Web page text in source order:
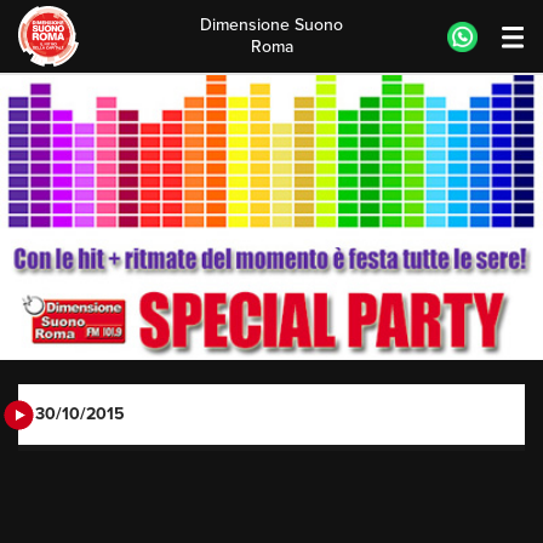
Skip
to
content
Dimensione Suono
Roma
30/10/2015